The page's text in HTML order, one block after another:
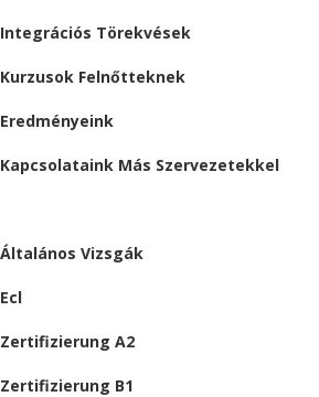
Integrációs Törekvések
Kurzusok Felnőtteknek
Eredményeink
Kapcsolataink Más Szervezetekkel
Általános Vizsgák
Ecl
Zertifizierung A2
Zertifizierung B1